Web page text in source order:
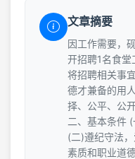
文章摘要
因工作需要，
开招聘1名食堂
将招聘相关事
德才兼备的用
择、公平、公
二、基本条件 (
(二)遵纪守法
素质和职业道